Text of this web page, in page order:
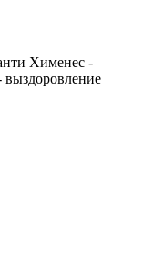
Хименес -